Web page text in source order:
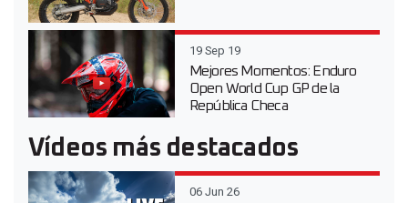
19 Sep 19
Mejores Momentos: Enduro
Open World Cup GP de la
República Checa
Vídeos más destacados
06 Jun 26